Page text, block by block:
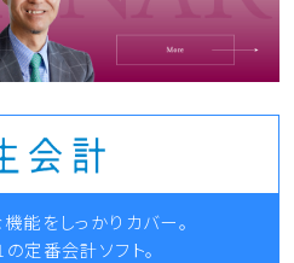
能をしっかりカバー。
定番会計ソフト。